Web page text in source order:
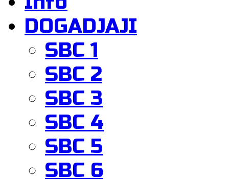
DOGADJAJI
SBC 1
SBC 2
SBC 3
SBC 4
SBC 5
SBC 6